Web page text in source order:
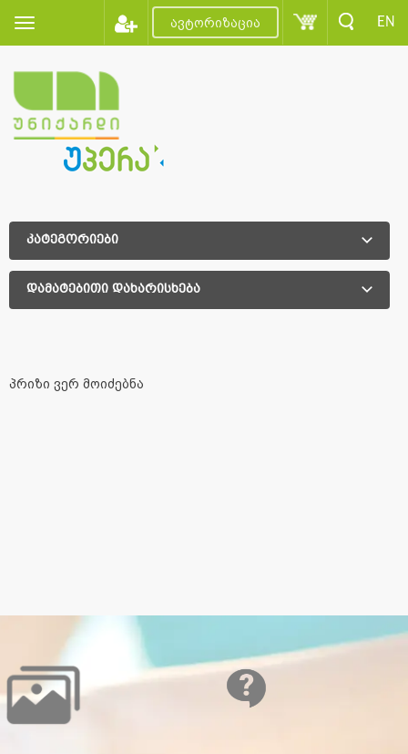
ავტორიზაცია EN
კატეგორიები
დამატებითი დახარისხება
პრიზი ვერ მოიძებნა